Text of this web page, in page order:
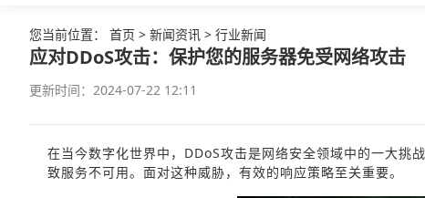
您当前位置： 首页 > 新闻资讯 > 行业新闻
应对DDoS攻击：保护您的服务器免受网络攻击
更新时间：2024-07-22 12:11
在当今数字化世界中，DDoS攻击是网络安全领域中的一大挑
致服务不可用。面对这种威胁，有效的响应策略至关重要。